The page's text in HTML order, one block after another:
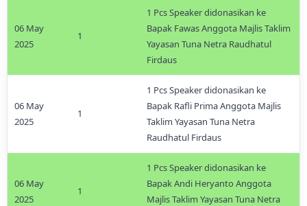
06 May
2025
1
1 Pcs Speaker didonasikan ke
Bapak Fawas Anggota Majlis Taklim
Yayasan Tuna Netra Raudhatul
Firdaus
06 May
2025
1
1 Pcs Speaker didonasikan ke
Bapak Rafli Prima Anggota Majlis
Taklim Yayasan Tuna Netra
Raudhatul Firdaus
06 May
2025
1
1 Pcs Speaker didonasikan ke
Bapak Andi Heryanto Anggota
Majlis Taklim Yayasan Tuna Netra